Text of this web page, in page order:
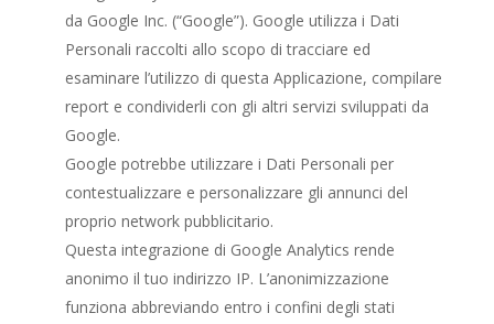
da Google Inc. (“Google”). Google utilizza i Dati
Personali raccolti allo scopo di tracciare ed
esaminare l’utilizzo di questa Applicazione, compilare
report e condividerli con gli altri servizi sviluppati da
Google.
Google potrebbe utilizzare i Dati Personali per
contestualizzare e personalizzare gli annunci del
proprio network pubblicitario.
Questa integrazione di Google Analytics rende
anonimo il tuo indirizzo IP. L’anonimizzazione
funziona abbreviando entro i confini degli stati